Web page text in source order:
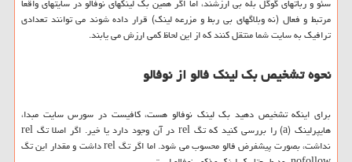
مرتبط و فعال (نه وبلاگهای بی ربط و مزرعه لینک) قرار داده شوند می توانند تعدادی
ترافیک به سایت شما منتقل کنند که از این لحاظ کمی ارزش می یابند.
نحوه تشخیص بک لینک فالو از نوفالو
برای اینکه تشخیص دهید بک لینک نوفالو هست، کافیست در سورس سایت مبدا،
هایپرلینک (a) را بررسی کنید که تگ rel در آن وجود دارد یا خیر. اگر اصلا تگ rel
نداشت، بصورت پیشفرض فالو محسوب می شود. اما اگر تگ rel داشت و مقدار این تگ